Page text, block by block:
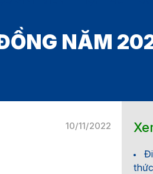
NĂM
10/11/2022